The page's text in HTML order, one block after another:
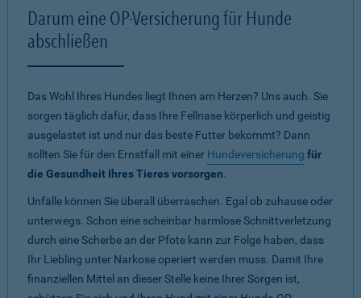
Darum eine OP-Versicherung für Hunde
abschließen
Das Wohl Ihres Hundes liegt Ihnen am Herzen? Uns auch. Sie
sorgen täglich dafür, dass Ihre Fellnase körperlich und geistig
ausgelastet ist und nur das beste Futter bekommt? Dann
sollten Sie für den Ernstfall mit einer Hundeversicherung für
die Gesundheit Ihres Tieres vorsorgen.
Unfälle können Sie überall überraschen. Egal ob zuhause oder
unterwegs. Schon eine scheinbar harmlose Schnittverletzung
durch eine Scherbe an der Pfote kann zur Folge haben, dass
Ihr Liebling unter Narkose operiert werden muss. Damit Ihre
finanziellen Mittel an dieser Stelle keine Ihrer Sorgen ist,